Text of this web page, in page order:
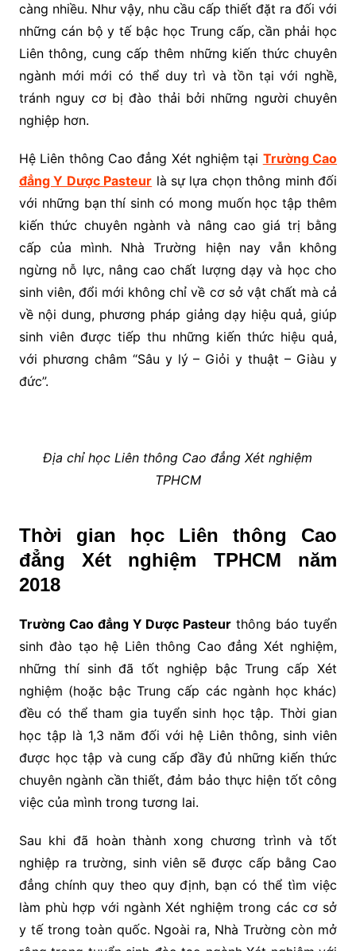
càng nhiều. Như vậy, nhu cầu cấp thiết đặt ra đối với
những cán bộ y tế bậc học Trung cấp, cần phải học
Liên thông, cung cấp thêm những kiến thức chuyên
ngành mới mới có thể duy trì và tồn tại với nghề,
tránh nguy cơ bị đào thải bởi những người chuyên
nghiệp hơn.
Hệ Liên thông Cao đẳng Xét nghiệm tại Trường Cao
đẳng Y Dược Pasteur là sự lựa chọn thông minh đối
với những bạn thí sinh có mong muốn học tập thêm
kiến thức chuyên ngành và nâng cao giá trị bằng
cấp của mình. Nhà Trường hiện nay vẫn không
ngừng nỗ lực, nâng cao chất lượng dạy và học cho
sinh viên, đổi mới không chỉ về cơ sở vật chất mà cả
về nội dung, phương pháp giảng dạy hiệu quả, giúp
sinh viên được tiếp thu những kiến thức hiệu quả,
với phương châm “Sâu y lý – Giỏi y thuật – Giàu y
đức”.
Địa chỉ học Liên thông Cao đẳng Xét nghiệm
TPHCM
Thời gian học Liên thông Cao
đẳng Xét nghiệm TPHCM năm
2018
Trường Cao đẳng Y Dược Pasteur thông báo tuyển
sinh đào tạo hệ Liên thông Cao đẳng Xét nghiệm,
những thí sinh đã tốt nghiệp bậc Trung cấp Xét
nghiệm (hoặc bậc Trung cấp các ngành học khác)
đều có thể tham gia tuyển sinh học tập. Thời gian
học tập là 1,3 năm đối với hệ Liên thông, sinh viên
được học tập và cung cấp đầy đủ những kiến thức
chuyên ngành cần thiết, đảm bảo thực hiện tốt công
việc của mình trong tương lai.
Sau khi đã hoàn thành xong chương trình và tốt
nghiệp ra trường, sinh viên sẽ được cấp bằng Cao
đẳng chính quy theo quy định, bạn có thể tìm việc
làm phù hợp với ngành Xét nghiệm trong các cơ sở
y tế trong toàn quốc. Ngoài ra, Nhà Trường còn mở